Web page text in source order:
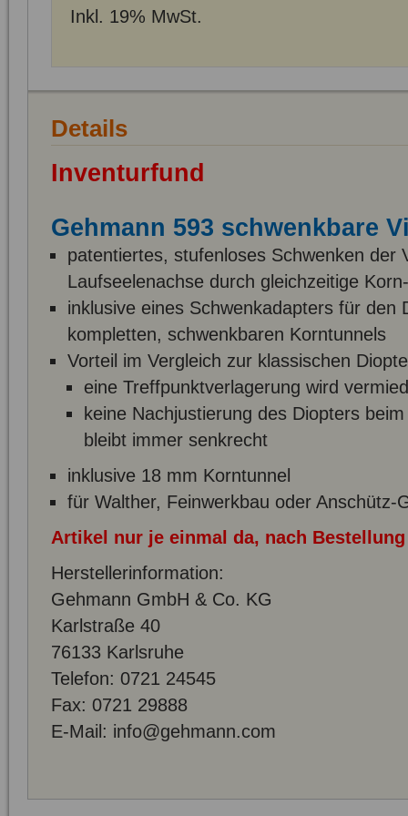
Inkl. 19% MwSt.
Details
Inventurfund
Gehmann 593 schwenkbare
patentiertes, stufenloses Schwenken der
Laufseelenachse durch gleichzeitige
inklusive eines Schwenkadapters für den
kompletten, schwenkbaren Korntunnels
Vorteil im Vergleich zur klassischen
eine Treffpunktverlagerung wird
keine Nachjustierung des Diopters
bleibt immer senkrecht
inklusive 18 mm Korntunnel
für Walther, Feinwerkbau oder Anschütz-
Artikel nur je einmal da, nach
Herstellerinformation:
Gehmann GmbH & Co. KG
Karlstraße 40
76133 Karlsruhe
Telefon: 0721 24545
Fax: 0721 29888
E-Mail: info@gehmann.com